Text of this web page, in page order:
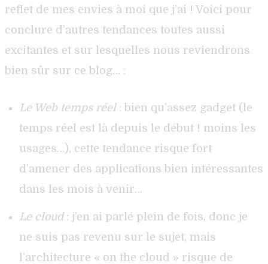
reflet de mes envies à moi que j’ai ! Voici pour
conclure d’autres tendances toutes aussi
excitantes et sur lesquelles nous reviendrons
bien sûr sur ce blog… :
Le Web temps réel: bien qu’assez gadget (le
temps réel est là depuis le début ! moins les
usages…), cette tendance risque fort
d’amener des applications bien intéressantes
dans les mois à venir…
Le cloud: j’en ai parlé plein de fois, donc je
ne suis pas revenu sur le sujet, mais
l’architecture « on the cloud » risque de